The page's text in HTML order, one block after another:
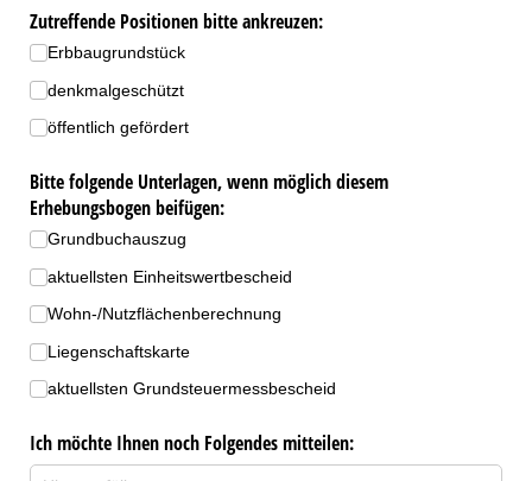
Zutreffende Positionen bitte ankreuzen:
Erbbaugrundstück
denkmalgeschützt
öffentlich gefördert
Bitte folgende Unterlagen, wenn möglich diesem
Erhebungsbogen beifügen:
Grundbuchauszug
aktuellsten Einheitswertbescheid
Wohn-/​Nutzflächenberechnung
Liegenschaftskarte
aktuellsten Grundsteuermessbescheid
Ich möchte Ihnen noch Folgendes mitteilen: